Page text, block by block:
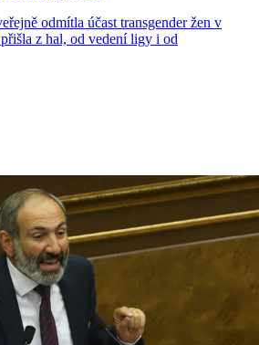
odmítla účast transgender žen v
z hal, od vedení ligy i od